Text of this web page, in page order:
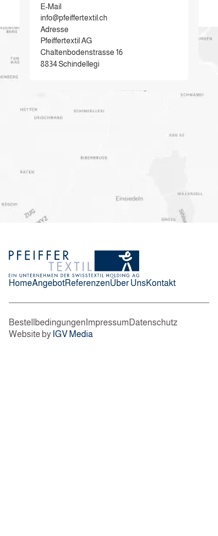
E-Mail
info@pfeiffertextil.ch
Adresse
Pfeiffertextil AG
Chaltenbodenstrasse 16
8834 Schindellegi
HomeAngebotReferenzenÜber Uns Kontakt
Bestellbedingungen Impressum Datenschutz
Website by IGV Media